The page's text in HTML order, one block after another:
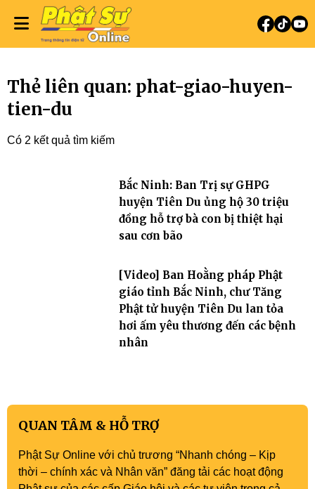
Thẻ liên quan: phat-giao-huyen-
tien-du
Có 2 kết quả tìm kiếm
Bắc Ninh: Ban Trị sự GHPG
huyện Tiên Du ủng hộ 30 triệu
đồng hỗ trợ bà con bị thiệt hại
sau cơn bão
[Video] Ban Hoằng pháp Phật
giáo tỉnh Bắc Ninh, chư Tăng
Phật tử huyện Tiên Du lan tỏa
hơi ấm yêu thương đến các bệnh
nhân
QUAN TÂM & HỖ TRỢ
Phật Sự Online với chủ trương “Nhanh chóng – Kịp
thời – chính xác và Nhân văn” đăng tải các hoạt động